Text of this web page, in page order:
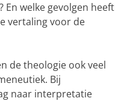
welke gevolgen heeft
vertaling voor de
de theologie ook veel
Bij
naar interpretatie